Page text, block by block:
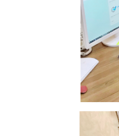
Студентське
Навчально-
Дорадча служба